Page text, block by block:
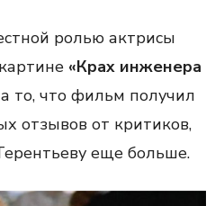
ролью актрисы
«Крах инженера
то, что фильм получил
отзывов от критиков,
еще больше.